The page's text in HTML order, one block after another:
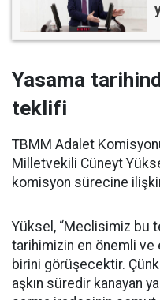
Yasama
teklifi
TBMM Adalet
Milletvekili Cüneyt
komisyon sürecine
Yüksel, “Meclisimiz bu
tarihimizin en önemli
birini görüşecektir.
aşkın süredir kanayan